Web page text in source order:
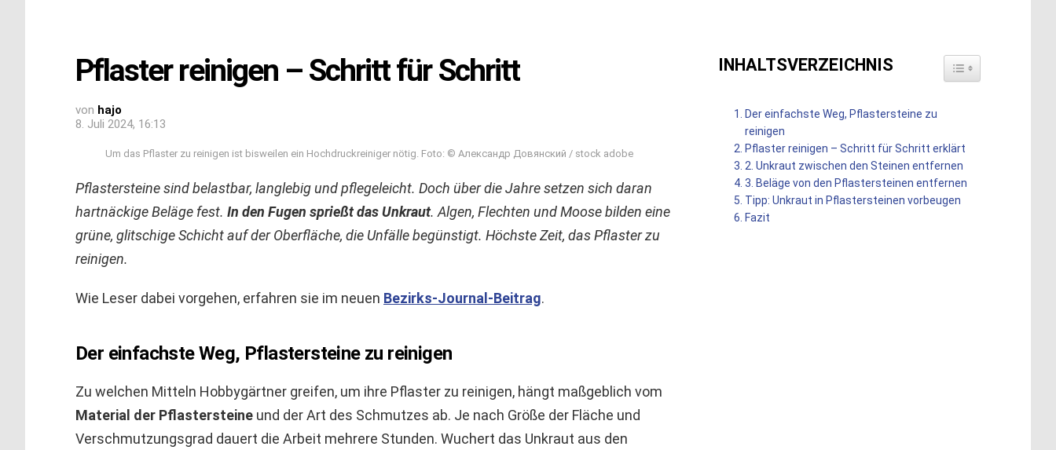
Pflaster reinigen – Schritt für Schritt
von hajo
8. Juli 2024, 16:13
Um das Pflaster zu reinigen ist bisweilen ein Hochdruckreiniger nötig. Foto: © Александр Довянский / stock adobe
Pflastersteine sind belastbar, langlebig und pflegeleicht. Doch über die Jahre setzen sich daran
hartnäckige Beläge fest. In den Fugen sprießt das Unkraut. Algen, Flechten und Moose bilden eine
grüne, glitschige Schicht auf der Oberfläche, die Unfälle begünstigt. Höchste Zeit, das Pflaster zu
reinigen.
Wie Leser dabei vorgehen, erfahren sie im neuen Bezirks-Journal-Beitrag.
Der einfachste Weg, Pflastersteine zu reinigen
Zu welchen Mitteln Hobbygärtner greifen, um ihre Pflaster zu reinigen, hängt maßgeblich vom
Material der Pflastersteine und der Art des Schmutzes ab. Je nach Größe der Fläche und
Verschmutzungsgrad dauert die Arbeit mehrere Stunden. Wuchert das Unkraut aus den
INHALTSVERZEICHNIS TOGGLE TABLE OF
Der einfachste Weg, Pflastersteine zu
reinigen
Pflaster reinigen – Schritt für Schritt erklärt
2. Unkraut zwischen den Steinen entfernen
3. Beläge von den Pflastersteinen entfernen
Tipp: Unkraut in Pflastersteinen vorbeugen
Fazit